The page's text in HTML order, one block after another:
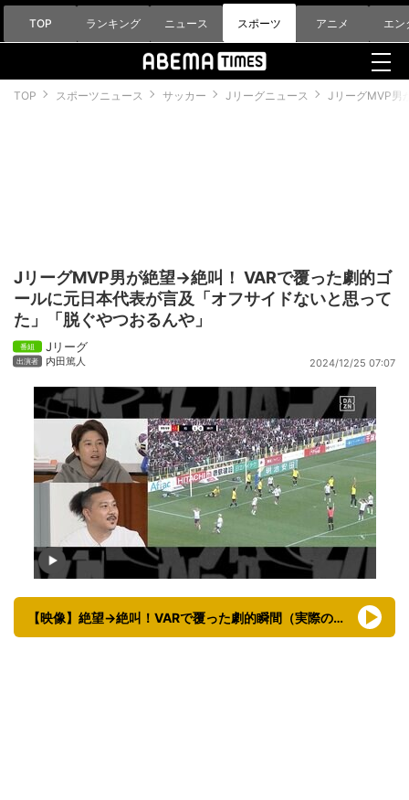
TOP ランキング ニュース スポーツ アニメ エン
TOP スポーツニュース サッカー Jリーグニュース JリーグMVP男
JリーグMVP男が絶望→絶叫！ VARで覆った劇的ゴ
ールに元日本代表が言及「オフサイドないと思って
た」「脱ぐやつおるんや」
Jリーグ
内田篤人 2024/12/25 07:07
【映像】絶望→絶叫！VARで覆った劇的瞬間（実際の様子）